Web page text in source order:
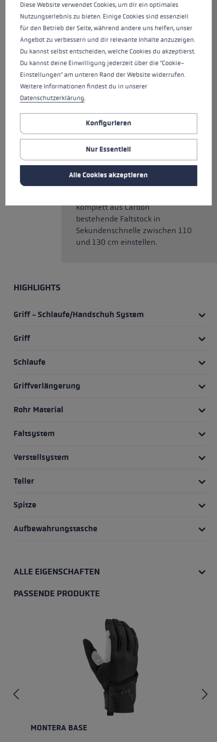
Echtkork besteht. Dank spezieller
Hohlraumtechnologie kann die
Kombination aus
Leichtbauweise und großen,
unterstützenden Flächen, die
allen ergonomischen
Anforderungen deiner Hand
entsprechen, ermöglicht
werden. Maximalen Grip und
Kontrolle beim Bergabgehen
bietet der gummierte
Griffrücken des Aergon Air. Der
geneigte Winkel verhilft deinem
Handgelenk zu einer optimalen
Führung und Platzierung des
komplett aus Carbon
bestehende Faltstock in
Sekundenschnelle zwischen 110
und 130 cm einstellen.
HIGHLIGHTS
Griff - Schlaufe/Handschuh System
Griff
Schlaufe
Griffverlängerung
Rohr Material
Faltsystem
Verstellsystem
Teller
Spitze
Aufbewahrungstasche
ALLE EIGENSCHAFTEN
PASSENDE PRODUKTE
MONTERA BASE
Diese Website verwendet Cookies, um dir ein optimales
Nutzungserlebnis zu bieten. Einige Cookies sind essenziell
für den Betrieb der Seite, während andere uns helfen, unser
Angebot zu verbessern und dir relevante Inhalte anzuzeigen.
Du kannst selbst entscheiden, welche Cookies du akzeptierst.
Du kannst deine Einwilligung jederzeit über die "Cookie-
Einstellungen" am unteren Rand der Website widerrufen.
Weitere Informationen findest du in unserer
Datenschutzerklärung.
Konfigurieren
Nur Essentiell
Alle Cookies akzeptieren